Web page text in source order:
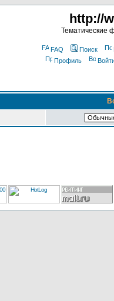
http://
Тематические
FAQ Поиск
Профиль